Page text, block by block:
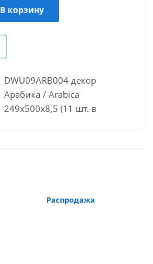
В корзину
DWU09ARB004 декор
Арабика / Arabica
249х500х8,5 (11 шт. в
Распродажа